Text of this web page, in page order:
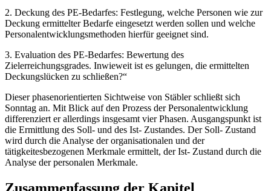
2. Deckung des PE-Bedarfes: Festlegung, welche Personen wie zur
Deckung ermittelter Bedarfe eingesetzt werden sollen und welche
Personalentwicklungsmethoden hierfür geeignet sind.
3. Evaluation des PE-Bedarfes: Bewertung des
Zielerreichungsgrades. Inwieweit ist es gelungen, die ermittelten
Deckungslücken zu schließen?“
Dieser phasenorientierten Sichtweise von Stäbler schließt sich
Sonntag an. Mit Blick auf den Prozess der Personalentwicklung
differenziert er allerdings insgesamt vier Phasen. Ausgangspunkt ist
die Ermittlung des Soll- und des Ist- Zustandes. Der Soll- Zustand
wird durch die Analyse der organisationalen und der
tätigkeitesbezogenen Merkmale ermittelt, der Ist- Zustand durch die
Analyse der personalen Merkmale.